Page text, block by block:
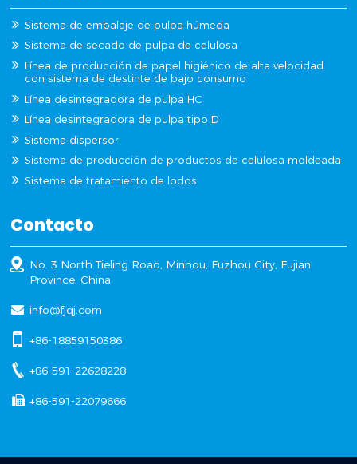
Sistema de embalaje de pulpa húmeda
Sistema de secado de pulpa de celulosa
Línea de producción de papel higiénico de alta velocidad
con sistema de destinte de bajo consumo
Línea desintegradora de pulpa HC
Línea desintegradora de pulpa tipo D
Sistema dispersor
Sistema de producción de productos de celulosa moldeada
Sistema de tratamiento de lodos
Contacto
No. 3 North Tieling Road, Minhou, Fuzhou City, Fujian
Province, China
info@fjqj.com
+86-18859150386
+86-591-22628228
+86-591-22079666